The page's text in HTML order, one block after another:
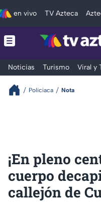
en vivo TV Azteca
Noticias Turismo Viral y
Policiaca Nota
¡En pleno
cuerpo
callejón de